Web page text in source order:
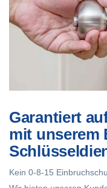
Garantiert
mit unserem
Kein 0-8-15